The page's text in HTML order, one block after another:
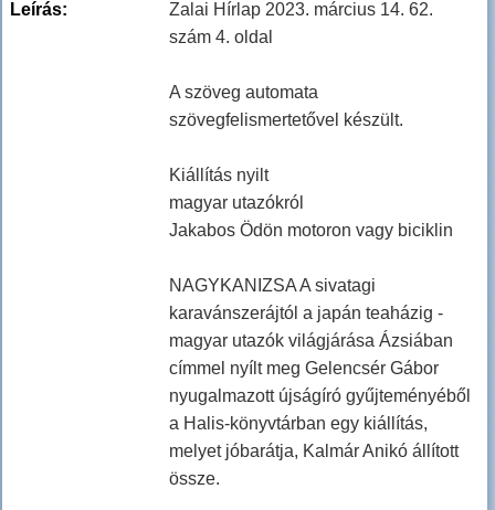
Leírás:
Zalai Hírlap 2023. március 14. 62.
szám 4. oldal
A szöveg automata
szövegfelismertetővel készült.
Kiállítás nyilt
magyar utazókról
Jakabos Ödön motoron vagy biciklin
NAGYKANIZSA A sivatagi
karavánszerájtól a japán teaházig -
magyar utazók világjárása Ázsiában
címmel nyílt meg Gelencsér Gábor
nyugalmazott újságíró gyűjteményéből
a Halis-könyvtárban egy kiállítás,
melyet jóbarátja, Kalmár Anikó állított
össze.